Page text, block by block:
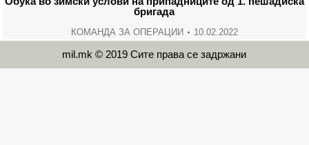
бригада
КОМАНДА ЗА ОПЕРАЦИИ 10.02.2022
mil.mk © 2019 Сите права се задржани